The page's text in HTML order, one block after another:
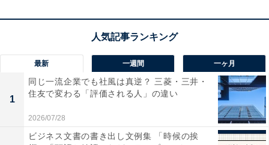
最新 一週間 一ヶ月
1
同じ一流企業でも社風は真逆？ 三菱・三井・
住友で変わる「評価される人」の違い
2026/07/28
ビジネス文書の書き出し文例集 「時候の挨